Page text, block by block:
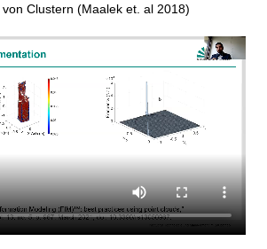
Clustern (Maalek et. al 2018)